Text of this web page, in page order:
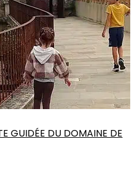
GUIDÉE DU DOMAINE DE